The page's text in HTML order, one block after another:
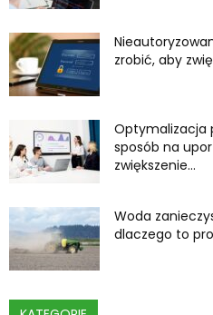
zrobić, aby
Optymalizacja
sposób na
zwiększenie...
Woda
dlaczego to